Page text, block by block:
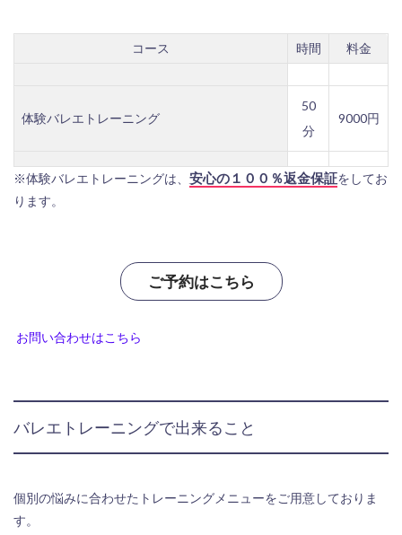
コース 時間 料金
体験バレエトレーニング
50
分
9000円
※体験バレエトレーニングは、 安心の１００％返金保証をしてお
ります。
ご予約はこちら
お問い合わせはこちら
バレエトレーニングで出来ること
個別の悩みに合わせたトレーニングメニューをご用意しておりま
す。